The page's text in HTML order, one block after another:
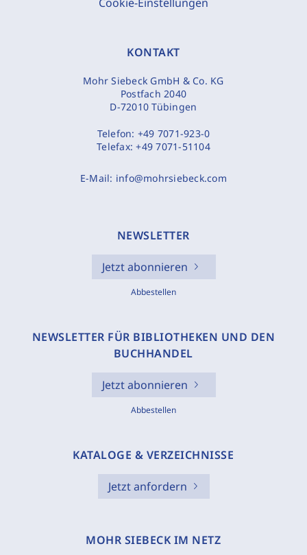
KONTAKT
Mohr Siebeck GmbH & Co. KG
Postfach 2040
D-72010 Tübingen
Telefon: +49 7071-923-0
Telefax:+49 7071-51104
E-Mail: info@mohrsiebeck.com
NEWSLETTER
Jetzt abonnieren
Abbestellen
NEWSLETTER FÜR BIBLIOTHEKEN UND DEN
BUCHHANDEL
Jetzt abonnieren
Abbestellen
KATALOGE & VERZEICHNISSE
Jetzt anfordern
MOHR SIEBECK IM NETZ